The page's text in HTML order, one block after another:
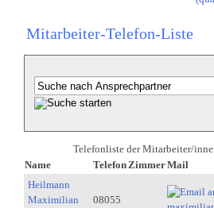
Mitarbeiter-Telefon-Liste
Telefonliste der Mitarbeiter/
Name
Telefon ZimmerMail
Heilmann
Maximilian
08055